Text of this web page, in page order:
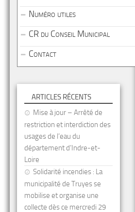
Numéro utiles
CR du Conseil Municipal
Contact
ARTICLES RÉCENTS
Mise à jour – Arrêté de
restriction et interdiction des
usages de l’eau du
département d’Indre-et-
Loire
Solidarité incendies : La
municipalité de Truyes se
mobilise et organise une
collecte dès ce mercredi 29